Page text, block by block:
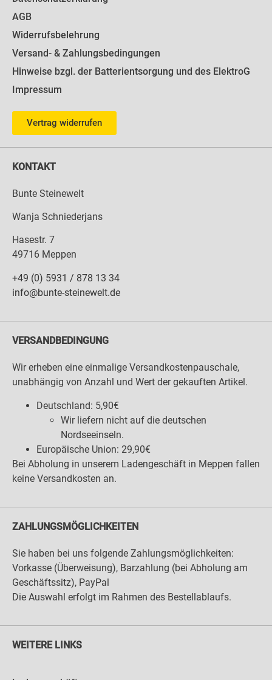
AGB
Widerrufsbelehrung
Versand- & Zahlungsbedingungen
Hinweise bzgl. der Batterientsorgung und des ElektroG
Impressum
Vertrag widerrufen
KONTAKT
Bunte Steinewelt
Wanja Schniederjans
Hasestr. 7
49716 Meppen
+49 (0) 5931 / 878 13 34
info@bunte-steinewelt.de
VERSANDBEDINGUNG
Wir erheben eine einmalige Versandkostenpauschale,
unabhängig von Anzahl und Wert der gekauften Artikel.
Deutschland: 5,90€
Wir liefern nicht auf die deutschen
Nordseeinseln.
Europäische Union: 29,90€
Bei Abholung in unserem Ladengeschäft in Meppen fallen
keine Versandkosten an.
ZAHLUNGSMÖGLICHKEITEN
Sie haben bei uns folgende Zahlungsmöglichkeiten:
Vorkasse (Überweisung), Barzahlung (bei Abholung am
Geschäftssitz), PayPal
Die Auswahl erfolgt im Rahmen des Bestellablaufs.
WEITERE LINKS